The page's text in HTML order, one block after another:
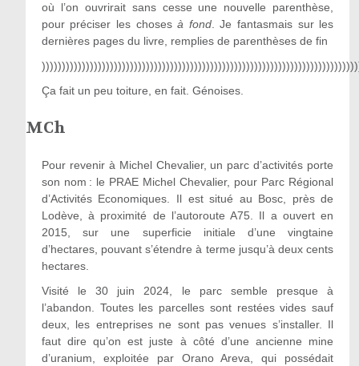
où l’on ouvrirait sans cesse une nouvelle parenthèse,
pour préciser les chosesà fond. Je fantasmais sur les
dernières pages du livre, remplies de parenthèses de fin
Ça fait un peu toiture, en fait. Génoises.
MCh
Pour revenir à Michel Chevalier, un parc d’activités porte
son nom : le PRAE Michel Chevalier, pour Parc Régional
d’Activités Economiques. Il est situé au Bosc, près de
Lodève, à proximité de l’autoroute A75. Il a ouvert en
2015, sur une superficie initiale d’une vingtaine
d’hectares, pouvant s’étendre à terme jusqu’à deux cents
hectares.
Visité le 30 juin 2024, le parc semble presque à
l’abandon. Toutes les parcelles sont restées vides sauf
deux, les entreprises ne sont pas venues s’installer. Il
faut dire qu’on est juste à côté d’une ancienne mine
d’uranium, exploitée par Orano Areva, qui possédait